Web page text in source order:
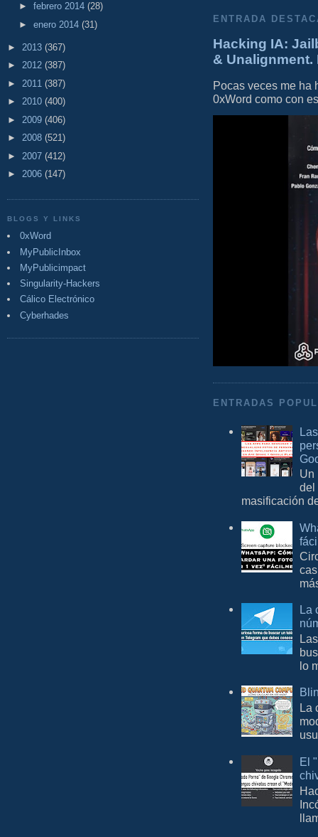
► febrero 2014 (28)
► enero 2014 (31)
► 2013 (367)
► 2012 (387)
► 2011 (387)
► 2010 (400)
► 2009 (406)
► 2008 (521)
► 2007 (412)
► 2006 (147)
BLOGS Y LINKS
0xWord
MyPublicInbox
MyPublicimpact
Singularity-Hackers
Cálico Electrónico
Cyberhades
ENTRADA
Hacking IA:
&
Pocas veces me ha
0xWord como con
ENTRADAS
Un
del
masificación
La
lo
La
El